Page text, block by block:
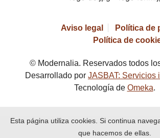
Aviso legal
Política de
Política de
© Modernalia. Reservados todos
Desarrollado por JASBAT: Servicios
Tecnología de Omeka.
Esta página utiliza cookies. Si continua
que hacemos de ellas.